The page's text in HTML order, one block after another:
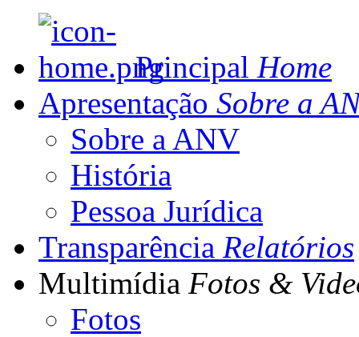
Principal Home
Apresentação Sobre a
Sobre a ANV
História
Pessoa Jurídica
Transparência Relatórios
Multimídia Fotos &
Fotos